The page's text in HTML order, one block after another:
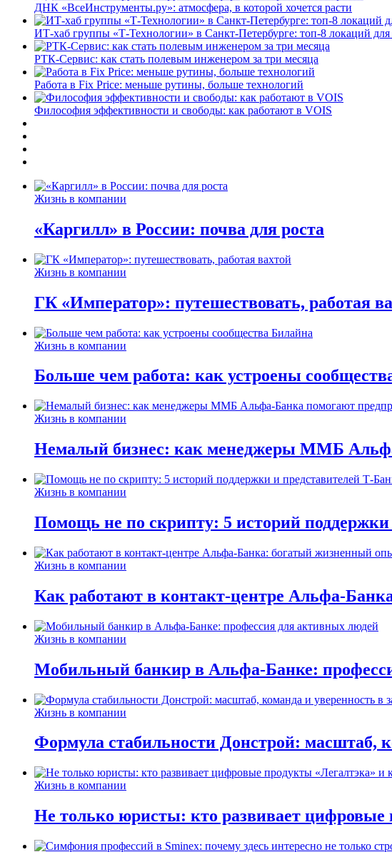
ДНК «ВсеИнструменты.ру»: атмосфера, в которой хочется расти
ИТ-хаб группы «Т-Технологии» в Санкт-Петербурге: топ-8 локаций
РТК-Сервис: как стать полевым инженером за три месяца
Работа в Fix Price: меньше рутины, больше технологий
Философия эффективности и свободы: как работают в VOIS
Жизнь в компании
«Каргилл» в России: почва для роста
Жизнь в компании
ГК «Император»: путешествовать, работая
Жизнь в компании
Больше чем работа: как устроены
Жизнь в компании
Немалый бизнес: как менеджеры ММБ
Жизнь в компании
Помощь не по скрипту: 5 историй
Жизнь в компании
Как работают в контакт-центре Альфа-
Жизнь в компании
Мобильный банкир в Альфа-Банке:
Жизнь в компании
Формула стабильности Донстрой: масштаб,
Жизнь в компании
Не только юристы: кто развивает цифровые